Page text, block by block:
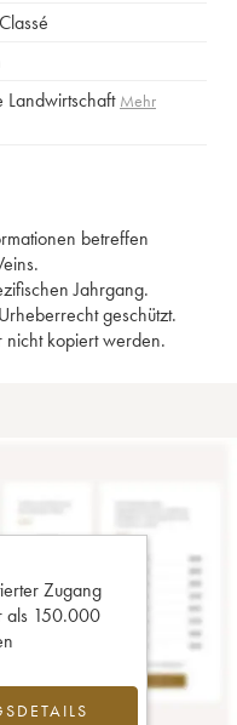
Landwirtschaft Mehr
betreffen
Jahrgang.
geschützt.
kopiert werden.
Zugang
als 150.000